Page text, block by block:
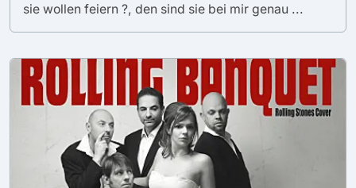
sie wollen feiern ?, den sind sie bei mir genau ...